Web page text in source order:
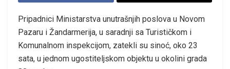
Pripadnici Ministarstva unutrašnjih poslova u Novom
Pazaru i Žandarmerija, u saradnji sa Turističkom i
Komunalnom inspekcijom, zatekli su sinoć, oko 23
sata, u jednom ugostiteljskom objektu u okolini grada